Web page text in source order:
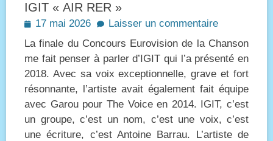
IGIT « AIR RER »
Posted
17 mai 2026
Laisser un commentaire
La finale du Concours Eurovision de la Chanson
me fait penser à parler d’IGIT qui l’a présenté en
2018. Avec sa voix exceptionnelle, grave et fort
résonnante, l’artiste avait également fait équipe
avec Garou pour The Voice en 2014. IGIT, c’est
un groupe, c’est un nom, c’est une voix, c’est
une écriture, c’est Antoine Barrau. L’artiste de